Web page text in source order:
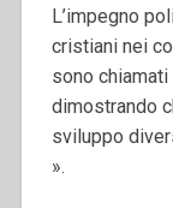
L’impegno
cristiani nei
sono
dimostrando
sviluppo
».